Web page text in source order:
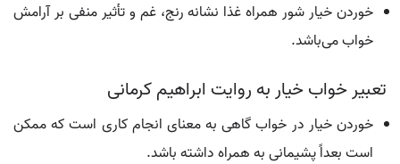
خوردن خیار شور همراه غذا نشانه رنج، غم و تأثیر منفی بر آرامش
خواب می‌باشد.
تعبیر خواب خیار به روایت ابراهیم کرمانی
خوردن خیار در خواب گاهی به معنای انجام کاری است که ممکن
است بعداً پشیمانی به همراه داشته باشد.